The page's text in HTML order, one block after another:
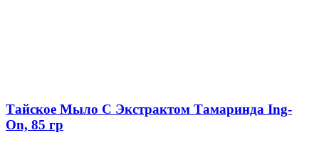
Тайское Мыло С Экстрактом Тамаринда Ing-
On, 85 гр